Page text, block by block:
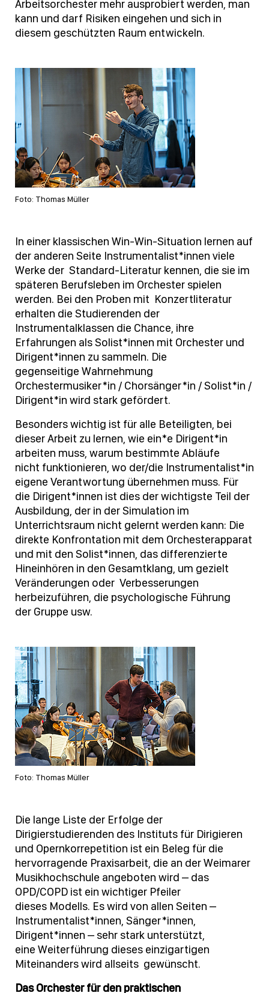
Arbeitsorchester mehr ausprobiert werden, man
kann und darf Risiken eingehen und sich in
diesem geschützten Raum entwickeln.
Foto: Thomas Müller
In einer klassischen Win-Win-Situation lernen auf
der anderen Seite Instrumentalist*innen viele
Werke der Standard-Literatur kennen, die sie im
späteren Berufsleben im Orchester spielen
werden. Bei den Proben mit Konzertliteratur
erhalten die Studierenden der
Instrumentalklassen die Chance, ihre
Erfahrungen als Solist*innen mit Orchester und
Dirigent*innen zu sammeln. Die
gegenseitige Wahrnehmung
Orchestermusiker*in / Chorsänger*in / Solist*in /
Dirigent*in wird stark gefördert.
Besonders wichtig ist für alle Beteiligten, bei
dieser Arbeit zu lernen, wie ein*e Dirigent*in
arbeiten muss, warum bestimmte Abläufe
nicht funktionieren, wo der/die Instrumentalist*in
eigene Verantwortung übernehmen muss. Für
die Dirigent*innen ist dies der wichtigste Teil der
Ausbildung, der in der Simulation im
Unterrichtsraum nicht gelernt werden kann: Die
direkte Konfrontation mit dem Orchesterapparat
und mit den Solist*innen, das differenzierte
Hineinhören in den Gesamtklang, um gezielt
Veränderungen oder Verbesserungen
herbeizuführen, die psychologische Führung
der Gruppe usw.
Foto: Thomas Müller
Die lange Liste der Erfolge der
Dirigierstudierenden des Instituts für Dirigieren
und Opernkorrepetition ist ein Beleg für die
hervorragende Praxisarbeit, die an der Weimarer
Musikhochschule angeboten wird – das
OPD/COPD ist ein wichtiger Pfeiler
dieses Modells. Es wird von allen Seiten –
Instrumentalist*innen, Sänger*innen,
Dirigent*innen – sehr stark unterstützt,
eine Weiterführung dieses einzigartigen
Miteinanders wird allseits gewünscht.
Das Orchester für den praktischen